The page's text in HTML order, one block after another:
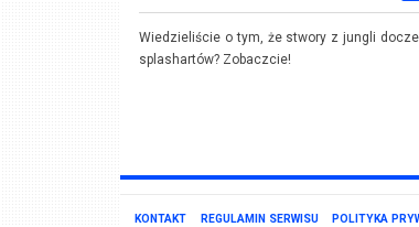
Wiedzieliście o tym, że stwory z jungli
splashartów? Zobaczcie!
KONTAKT REGULAMIN SERWISU POLITYKA